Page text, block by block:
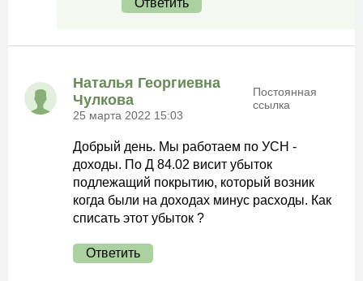
Ответить
Наталья Георгиевна
Чулкова
25 марта 2022 15:03
Постоянная
ссылка
Добрый день. Мы работаем по УСН -
доходы. По Д 84.02 висит убыток
подлежащий покрытию, который возник
когда были на доходах минус расходы. Как
списать этот убыток ?
Ответить